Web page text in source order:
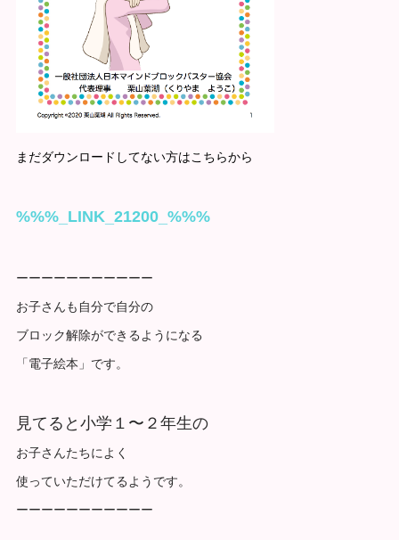
まだダウンロードしてない方はこちらから
%%%_LINK_21200_%%%
ーーーーーーーーーーー
お子さんも自分で自分の
ブロック解除ができるようになる
「電子絵本」です。
見てると小学１〜２年生の
お子さんたちによく
使っていただけてるようです。
ーーーーーーーーーーー